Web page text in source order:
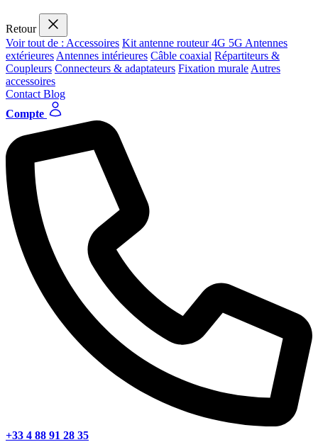
Retour
Voir tout de : Accessoires Kit antenne routeur 4G 5G Antennes
extérieures Antennes intérieures Câble coaxial Répartiteurs &
Coupleurs Connecteurs & adaptateurs Fixation murale Autres
accessoires
Contact Blog
Compte
+33 4 88 91 28 35